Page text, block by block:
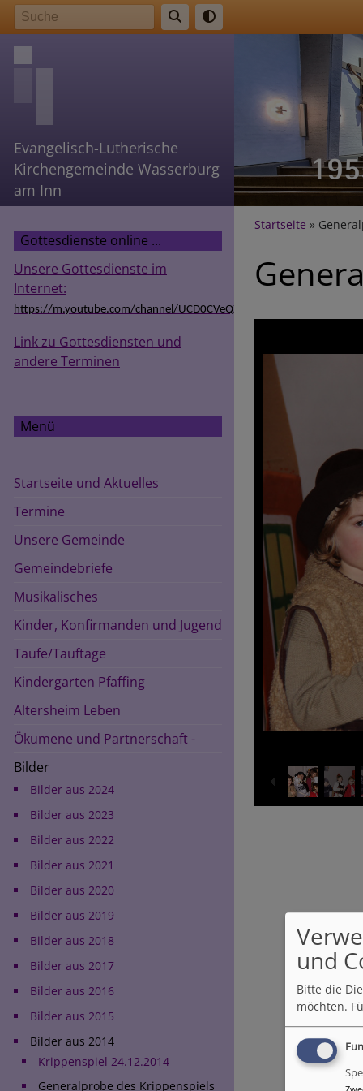
Direkt
zum
Inhalt
Evangelisch-Lutherische
Kirchengemeinde Wasserburg
am Inn
Gottesdienste online ...
Unsere Gottesdienste im
Internet:
https://m.youtube.com/channel/UCD0CVeQZSg9hODT9EIzv24Q
Link zu Gottesdiensten und
andere Terminen
Menü
Startseite und Aktuelles
Termine
Unsere Gemeinde
Gemeindebriefe
Musikalisches
Kinder, Konfirmanden und Jugend
Taufe/Tauftage
Kindergarten Pfaffing
Altersheim Leben
Ökumene und Partnerschaft -
Bilder
Bilder aus 2024
Bilder aus 2023
Bilder aus 2022
Bilder aus 2021
Bilder aus 2020
Bilder aus 2019
Bilder aus 2018
Bilder aus 2017
Bilder aus 2016
Bilder aus 2015
Bilder aus 2014
Krippenspiel 24.12.2014
Generalprobe des Krippenspiels
Startseite
und
Bitte die
möchten.